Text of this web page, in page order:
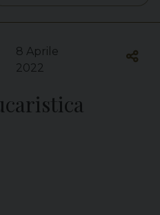
8 Aprile
2022